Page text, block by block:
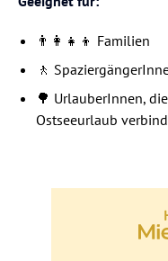
👨‍👩‍👧‍👦 Familien
🚶
🌳 UrlauberInnen,
Ostseeurlaub